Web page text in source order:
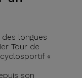
des longues
Tour de
«
son